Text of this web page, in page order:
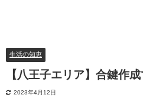
生活の知恵
【八王子エリア】合鍵作
2023年4月12日